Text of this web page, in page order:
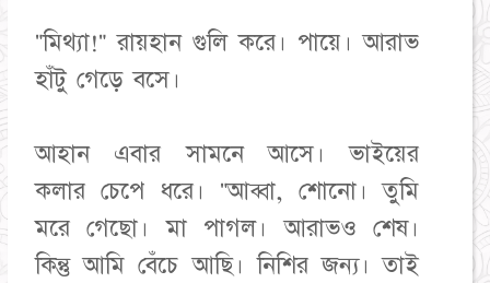
"মিথ্যা!" রায়হান গুলি করে। পায়ে। আরাভ
হাঁটু গেড়ে বসে।
আহান এবার সামনে আসে। ভাইয়ের
কলার চেপে ধরে। "আব্বা, শোনো। তুমি
মরে গেছো। মা পাগল। আরাভও শেষ।
কিন্তু আমি বেঁচে আছি। নিশির জন্য। তাই